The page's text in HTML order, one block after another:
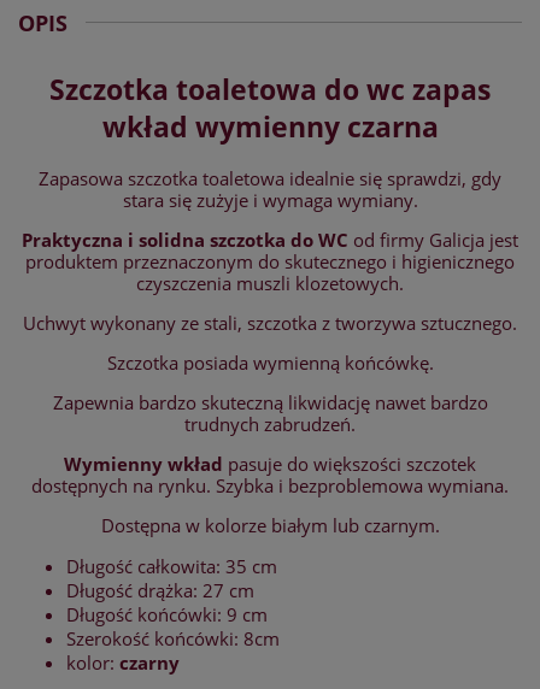
OPIS
Szczotka toaletowa do wc zapas
wkład wymienny czarna
Zapasowa szczotka toaletowa idealnie się sprawdzi, gdy
stara się zużyje i wymaga wymiany.
Praktyczna i solidna szczotka do WC od firmy Galicja jest
produktem przeznaczonym do skutecznego i higienicznego
czyszczenia muszli klozetowych.
Uchwyt wykonany ze stali, szczotka z tworzywa sztucznego.
Szczotka posiada wymienną końcówkę.
Zapewnia bardzo skuteczną likwidację nawet bardzo
trudnych zabrudzeń.
Wymienny wkład pasuje do większości szczotek
dostępnych na rynku. Szybka i bezproblemowa wymiana.
Dostępna w kolorze białym lub czarnym.
Długość całkowita: 35 cm
Długość drążka: 27 cm
Długość końcówki: 9 cm
Szerokość końcówki: 8cm
kolor: czarny